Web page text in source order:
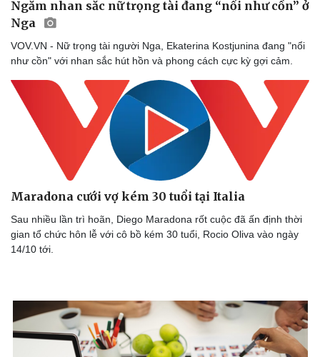
Sức khỏe
Dinh dưỡng - món ngon
Cây thuốc
Sản phụ khoa
Nhi khoa
Làm đẹp - giảm cân
Phòng mạch online
Đời sống
Nhà đẹp
Blog
Tình yêu - Gia đình
Ngắm nhan sắc nữ trọng tài đang “nổi như cồn” ở
Nga
VOV.VN - Nữ trọng tài người Nga, Ekaterina Kostjunina đang "nổi
như cồn" với nhan sắc hút hồn và phong cách cực kỳ gợi cảm.
Maradona cưới vợ kém 30 tuổi tại Italia
Sau nhiều lần trì hoãn, Diego Maradona rốt cuộc đã ấn định thời
gian tổ chức hôn lễ với cô bồ kém 30 tuổi, Rocio Oliva vào ngày
14/10 tới.